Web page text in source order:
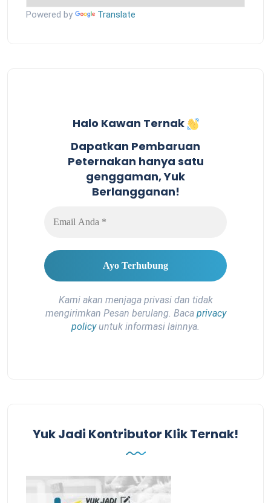
Powered by Translate
Halo Kawan Ternak
Dapatkan Pembaruan
Peternakan hanya satu
genggaman, Yuk
Berlangganan!
Kami akan menjaga privasi dan tidak
mengirimkan Pesan berulang. Baca privacy
policyuntuk informasi lainnya.
Yuk Jadi Kontributor Klik Ternak!